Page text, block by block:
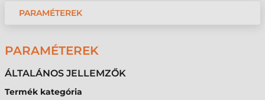
PARAMÉTEREK
PARAMÉTEREK
ÁLTALÁNOS JELLEMZŐK
Termék kategória